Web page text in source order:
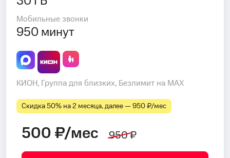
Мобильные звонки
950 минут
КИОН, Группа для близких, Безлимит на MAX
Скидка 50% на 2 месяца, далее — 950 ₽⁠/⁠мес
500 ₽/мес 950 ₽